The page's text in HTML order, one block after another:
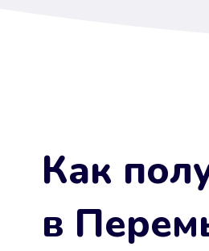
Как
в